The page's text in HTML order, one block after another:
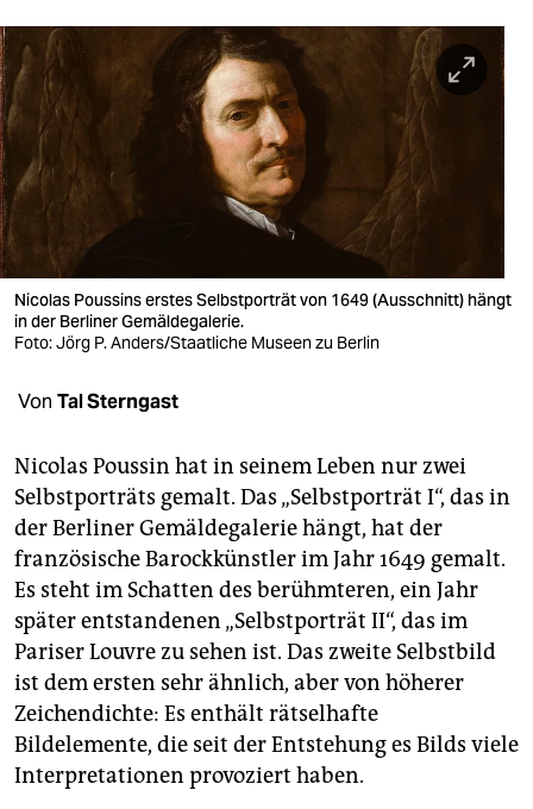
sport
berlin
nord
wahrheit
verlag
verlag
shop
fragen & hilfe
unterstützen
abo
genossenschaft
epaper login
Nicolas Poussins erstes Selbstporträt von 1649 (Ausschnitt) hängt
in der Berliner Gemäldegalerie.
Foto: Jörg P. Anders/Staatliche Museen zu Berlin
Von Tal Sterngast
Nicolas Poussin hat in seinem Leben nur zwei
Selbstporträts gemalt. Das „Selbstporträt I“, das in
der Berliner Gemäldegalerie hängt, hat der
französische Barockkünstler im Jahr 1649 gemalt.
Es steht im Schatten des berühmteren, ein Jahr
später entstandenen „Selbstporträt II“, das im
Pariser Louvre zu sehen ist. Das zweite Selbstbild
ist dem ersten sehr ähnlich, aber von höherer
Zeichendichte: Es enthält rätselhafte
Bildelemente, die seit der Entstehung es Bilds viele
Interpretationen provoziert haben.